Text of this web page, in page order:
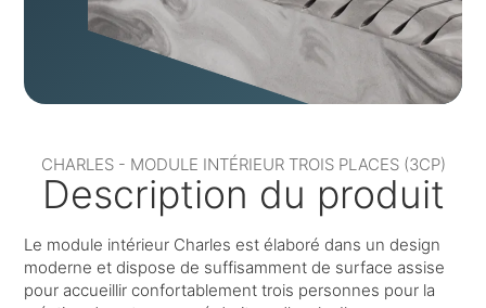
CHARLES - MODULE INTÉRIEUR TROIS PLACES (3CP)
Description du produit
Le module intérieur Charles est élaboré dans un design
moderne et dispose de suffisamment de surface assise
pour accueillir confortablement trois personnes pour la